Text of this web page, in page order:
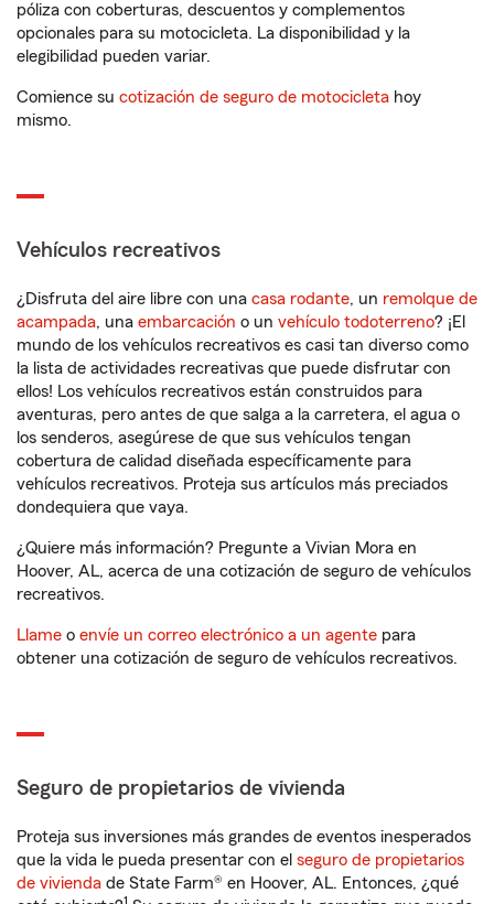
póliza con coberturas, descuentos y complementos
opcionales para su motocicleta. La disponibilidad y la
elegibilidad pueden variar.
Comience su cotización de seguro de motocicleta hoy
mismo.
Vehículos recreativos
¿Disfruta del aire libre con una casa rodante, un remolque de
acampada, una embarcación o un vehículo todoterreno? ¡El
mundo de los vehículos recreativos es casi tan diverso como
la lista de actividades recreativas que puede disfrutar con
ellos! Los vehículos recreativos están construidos para
aventuras, pero antes de que salga a la carretera, el agua o
los senderos, asegúrese de que sus vehículos tengan
cobertura de calidad diseñada específicamente para
vehículos recreativos. Proteja sus artículos más preciados
dondequiera que vaya.
¿Quiere más información? Pregunte a Vivian Mora en
Hoover, AL, acerca de una cotización de seguro de vehículos
recreativos.
Llame o envíe un correo electrónico a un agente para
obtener una cotización de seguro de vehículos recreativos.
Seguro de propietarios de vivienda
Proteja sus inversiones más grandes de eventos inesperados
que la vida le pueda presentar con el seguro de propietarios
de vivienda de State Farm® en Hoover, AL. Entonces, ¿qué
1